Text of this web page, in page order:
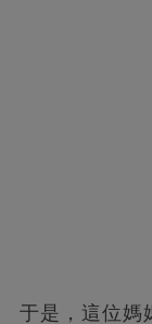
于是，這位媽